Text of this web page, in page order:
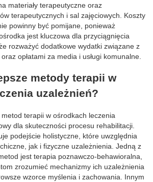
materiały terapeutyczne oraz
terapeutycznych i sal zajęciowych. Koszty
powinny być pomijane, ponieważ
jest kluczowa dla przyciągnięcia
rozważyć dodatkowe wydatki związane z
opłatami za media i usługi komunalne.
metody terapii w
uzależnień?
terapii w ośrodkach leczenia
dla skuteczności procesu rehabilitacji.
podejście holistyczne, które uwzględnia
jak i fizyczne uzależnienia. Jedną z
jest terapia poznawczo-behawioralna,
zrozumieć mechanizmy ich uzależnienia
wzorce myślenia i zachowania. Innym